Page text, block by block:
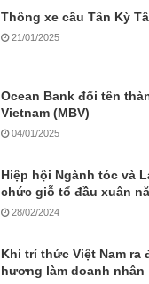
Thông xe cầu Tân Kỳ
21/01/2025
Ocean Bank đổi tên
Vietnam (MBV)
04/01/2025
Hiệp hội Ngành tóc và
chức giỗ tổ đầu xuân
28/02/2024
Khi trí thức Việt Nam ra
hương làm doanh nhân